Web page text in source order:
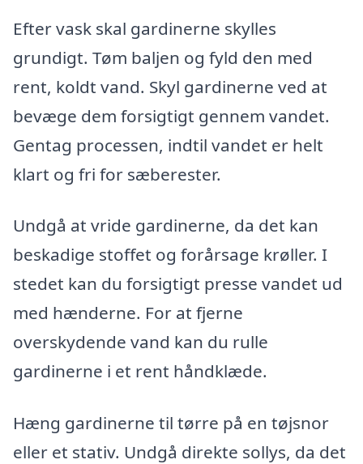
Efter vask skal gardinerne skylles
grundigt. Tøm baljen og fyld den med
rent, koldt vand. Skyl gardinerne ved at
bevæge dem forsigtigt gennem vandet.
Gentag processen, indtil vandet er helt
klart og fri for sæberester.
Undgå at vride gardinerne, da det kan
beskadige stoffet og forårsage krøller. I
stedet kan du forsigtigt presse vandet ud
med hænderne. For at fjerne
overskydende vand kan du rulle
gardinerne i et rent håndklæde.
Hæng gardinerne til tørre på en tøjsnor
eller et stativ. Undgå direkte sollys, da det